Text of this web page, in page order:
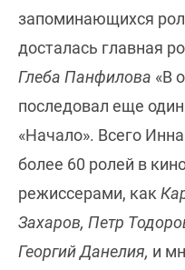
запоминающихся
досталась главная
Глеба Панфилова «В
последовал еще
«Начало». Всего
более 60 ролей в
режиссерами, как
Захаров, Петр
Георгий Данелия, и